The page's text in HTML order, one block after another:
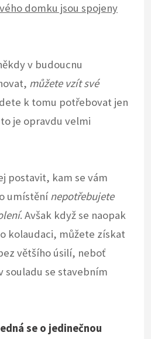
domku jsou spojeny
v budoucnu
můžete vzít své
k tomu potřebovat jen
je opravdu velmi
postavit, kam se vám
umístěnínepotřebujete
. Avšak když se naopak
kolaudaci, můžete získat
většího úsilí, neboť
souladu se stavebním
se o jedinečnou